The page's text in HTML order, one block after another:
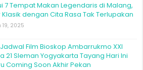
7 Tempat Makan Legendaris di Malang,
Klasik dengan Cita Rasa Tak Terlupakan
19, 2025
Film Bioskop Ambarrukmo XXI
21 Sleman Yogyakarta Tayang Hari Ini
Coming Soon Akhir Pekan